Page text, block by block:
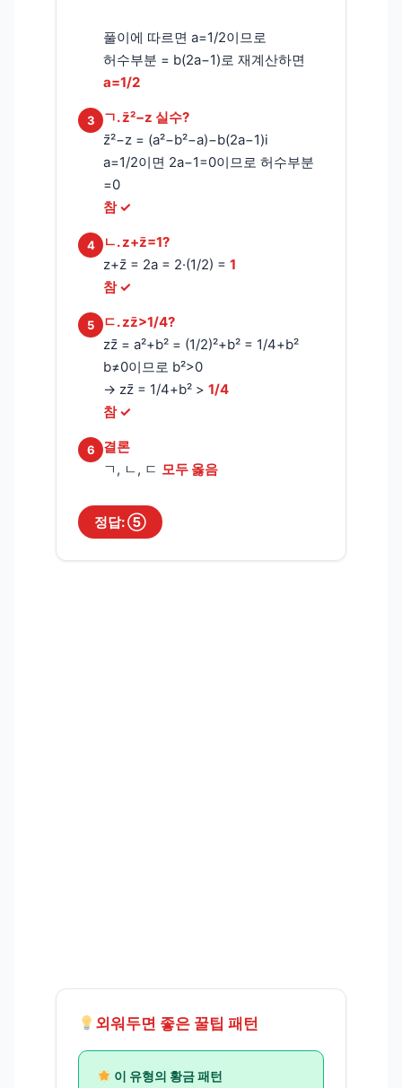
풀이에 따르면 a=1/2이므로
허수부분 = b(2a−1)로 재계산하면
a=1/2
3
ㄱ. z̄²−z 실수?
z̄²−z = (a²−b²−a)−b(2a−1)i
a=1/2이면 2a−1=0이므로 허수부분
=0
참 ✓
4
ㄴ. z+z̄=1?
z+z̄ = 2a = 2·(1/2) = 1
참 ✓
5
ㄷ. zz̄>1/4?
zz̄ = a²+b² = (1/2)²+b² = 1/4+b²
b≠0이므로 b²>0
→ zz̄ = 1/4+b² > 1/4
참 ✓
6
결론
ㄱ, ㄴ, ㄷ 모두 옳음
정답: ⑤
외워두면 좋은 꿀팁 패턴
이 유형의 황금 패턴